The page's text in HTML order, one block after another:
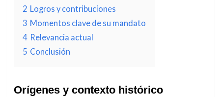
2 Logros y contribuciones
3 Momentos clave de su mandato
4 Relevancia actual
5 Conclusión
Orígenes y contexto histórico